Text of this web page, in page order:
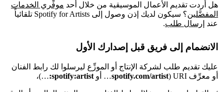
هل أردت تقديم الأعمال الموسيقية من خلال أحد موفِّري الخدمات
المفضَّلين
؟ سيكون لديك إذن وصول إلى Spotify for Artists تلقائياً
عند إرسال طلب.
الانضمام إلى فريق قبل إصدارك الأول
عليك تقديم طلب لشركة الإنتاج أو الموزِّع ليرسلوا لك رابط الفنان
أو معرِّف URI (
spotify.com/artist… أو spotify:artist: …)،